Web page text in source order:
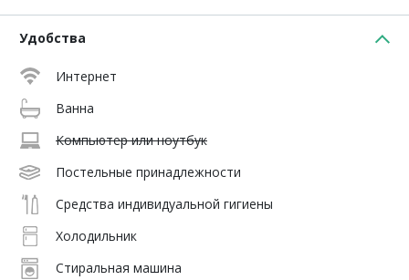
Удобства
Интернет
Ванна
Компьютер или ноутбук
Постельные принадлежности
Средства индивидуальной гигиены
Холодильник
Стиральная машина